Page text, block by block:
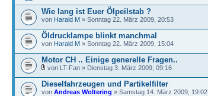
Wie lang ist Euer Ölpeilstab ?
von Harald M » Sonntag 22. März 2009, 20:53
Öldrucklampe blinkt manchmal
von Harald M » Sonntag 22. März 2009, 15:04
Motor CH .. Einige generelle Fragen..
von LT-Fan » Dienstag 3. März 2009, 09:16
Dieselfahrzeugen und Partikelfilter
von Andreas Woltering » Samstag 14. März 2009, 19:02